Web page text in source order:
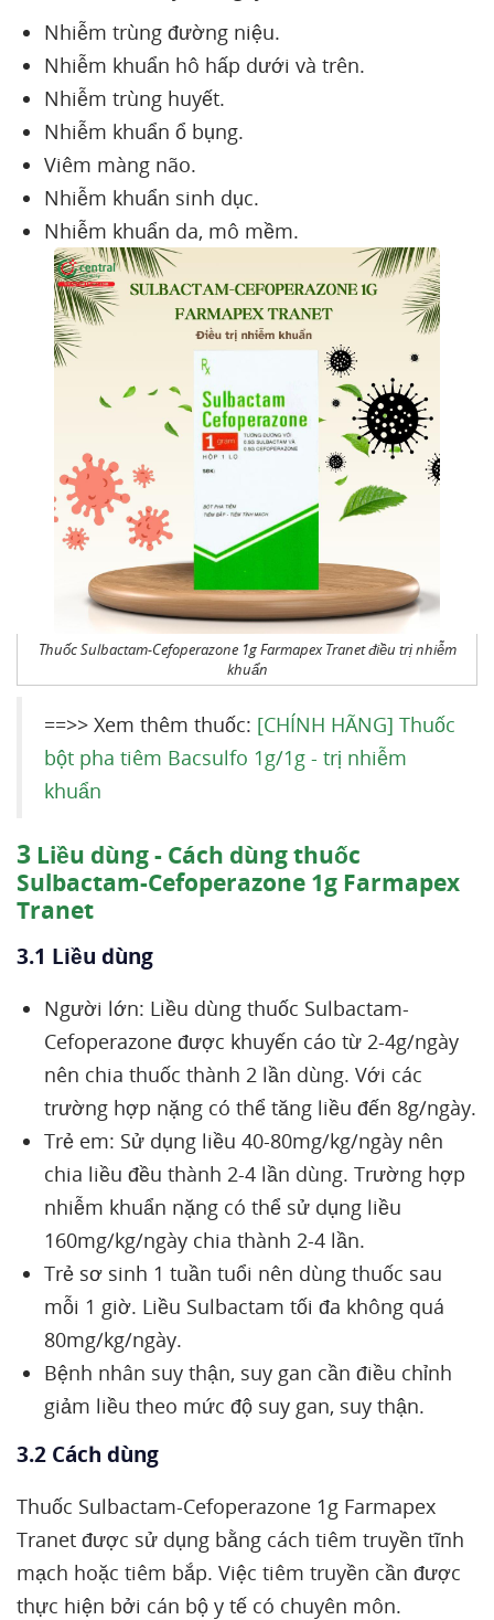
Nhiễm trùng đường niệu.
Nhiễm khuẩn hô hấp dưới và trên.
Nhiễm trùng huyết.
Nhiễm khuẩn ổ bụng.
Viêm màng não.
Nhiễm khuẩn sinh dục.
Nhiễm khuẩn da, mô mềm.
Thuốc Sulbactam-Cefoperazone 1g Farmapex Tranet điều trị nhiễm
khuẩn
==>> Xem thêm thuốc: [CHÍNH HÃNG] Thuốc
bột pha tiêm Bacsulfo 1g/1g - trị nhiễm
khuẩn
3 Liều dùng - Cách dùng thuốc
Sulbactam-Cefoperazone 1g Farmapex
Tranet
3.1 Liều dùng
Người lớn: Liều dùng thuốc Sulbactam-
Cefoperazone được khuyến cáo từ 2-4g/ngày
nên chia thuốc thành 2 lần dùng. Với các
trường hợp nặng có thể tăng liều đến 8g/ngày.
Trẻ em: Sử dụng liều 40-80mg/kg/ngày nên
chia liều đều thành 2-4 lần dùng. Trường hợp
nhiễm khuẩn nặng có thể sử dụng liều
160mg/kg/ngày chia thành 2-4 lần.
Trẻ sơ sinh 1 tuần tuổi nên dùng thuốc sau
mỗi 1 giờ. Liều Sulbactam tối đa không quá
80mg/kg/ngày.
Bệnh nhân suy thận, suy gan cần điều chỉnh
giảm liều theo mức độ suy gan, suy thận.
3.2 Cách dùng
Thuốc Sulbactam-Cefoperazone 1g Farmapex
Tranet được sử dụng bằng cách tiêm truyền tĩnh
mạch hoặc tiêm bắp. Việc tiêm truyền cần được
thực hiện bởi cán bộ y tế có chuyên môn.